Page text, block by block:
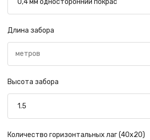
Длина забора
Высота забора
Количество горизонтальных лаг (40х20)